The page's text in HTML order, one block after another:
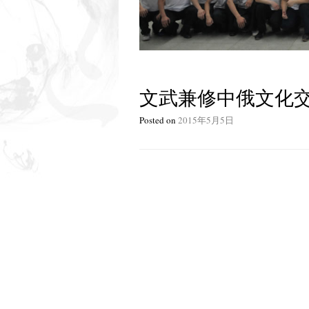
文武兼修中俄文化
Posted on 2015年5月5日